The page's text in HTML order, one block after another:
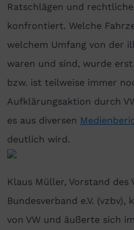
Ratschlägen und
konfrontiert. Welche
welchem Umfang von der
waren und sind, wurde
bzw. ist teilweise immer
Aufklärungsaktion durch
es aus diversen
deutlich wird.
Klaus Müller, Vorstand des
Bundesverband e.V.
von VW und äußerte sich im